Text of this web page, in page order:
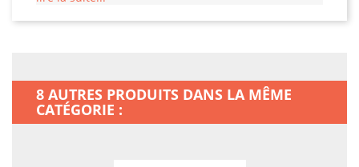
Honor 200 5G, garantissant ainsi une protection
sans compromis tout en préservant son esthétique.
8 AUTRES PRODUITS DANS LA MÊME
CATÉGORIE :